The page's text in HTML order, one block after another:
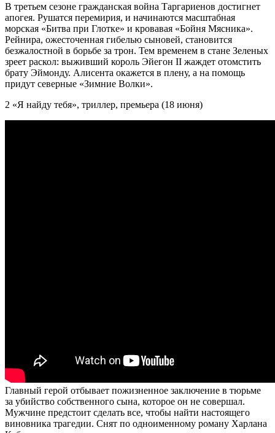
В третьем сезоне гражданская война Таргариенов достигнет
апогея. Рушатся перемирия, и начинаются масштабная
морская «Битва при Глотке» и кровавая «Бойня Мясника».
Рейнира, ожесточенная гибелью сыновей, становится
безжалостной в борьбе за трон. Тем временем в стане Зеленых
зреет раскол: выживший король Эйегон II жаждет отомстить
брату Эймонду. Алисента окажется в плену, а на помощь
придут северные «Зимние Волки».
2 «Я найду тебя», триллер, премьера (18 июня)
Главный герой отбывает пожизненное заключение в тюрьме
за убийство собственного сына, которое он не совершал.
Мужчине предстоит сделать все, чтобы найти настоящего
виновника трагедии. Снят по одноименному роману Харлана